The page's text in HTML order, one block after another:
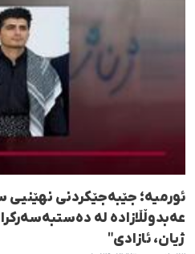
ئورمیه؛ جێبەجێکردنی
عەبدوڵڵازادە لە
ژیان، ئازادی"